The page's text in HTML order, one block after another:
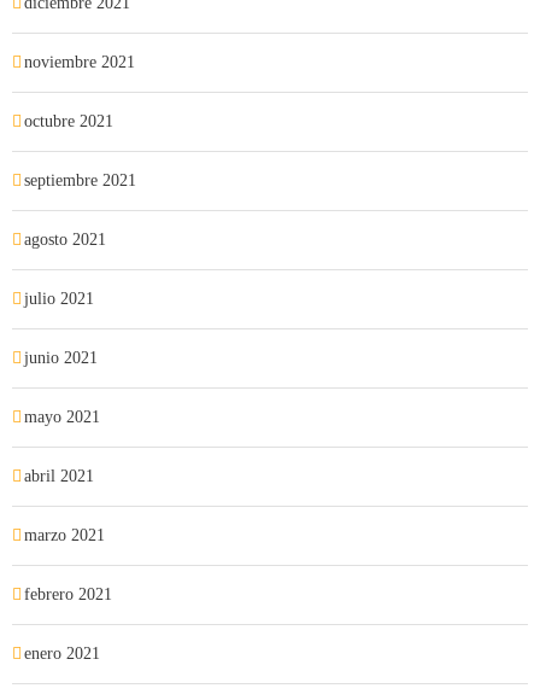
noviembre 2021
octubre 2021
septiembre 2021
agosto 2021
julio 2021
junio 2021
mayo 2021
abril 2021
marzo 2021
febrero 2021
enero 2021